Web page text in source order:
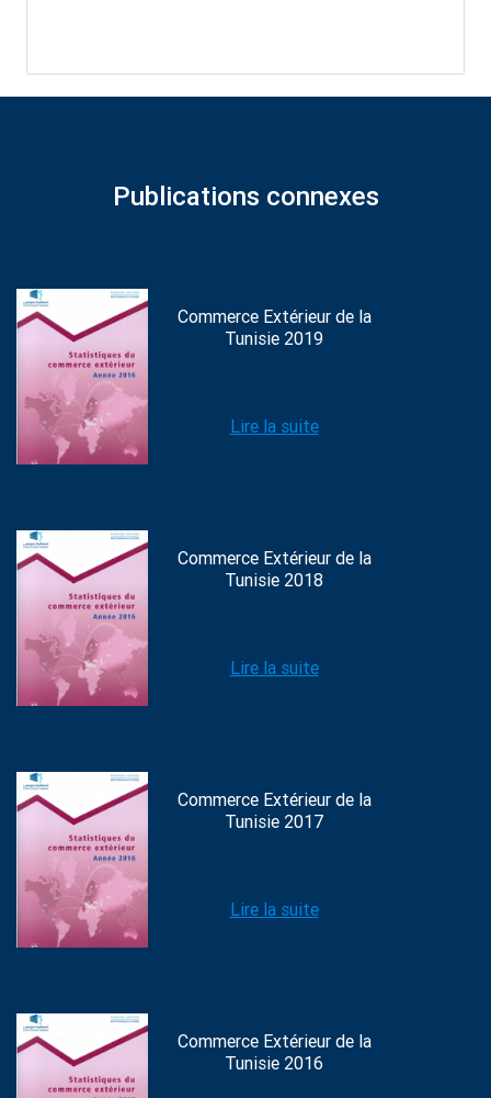
Publications connexes
Commerce Extérieur de la
Tunisie 2019
Lire la suite
Commerce Extérieur de la
Tunisie 2018
Lire la suite
Commerce Extérieur de la
Tunisie 2017
Lire la suite
Commerce Extérieur de la
Tunisie 2016